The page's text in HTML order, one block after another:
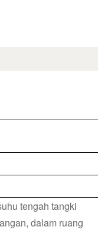
tengah tangki
dalam ruang